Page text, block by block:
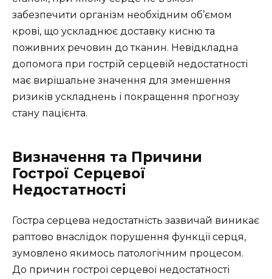
забезпечити організм необхідним об’ємом
крові, що ускладнює доставку кисню та
поживних речовин до тканин. Невідкладна
допомога при гострій серцевій недостатності
має вирішальне значення для зменшення
ризиків ускладнень і покращення прогнозу
стану пацієнта.
Визначення та Причини
Гострої Серцевої
Недостатності
Гостра серцева недостатність зазвичай виникає
раптово внаслідок порушення функції серця,
зумовлено якимось патологічним процесом.
До причин гострої серцевої недостатності